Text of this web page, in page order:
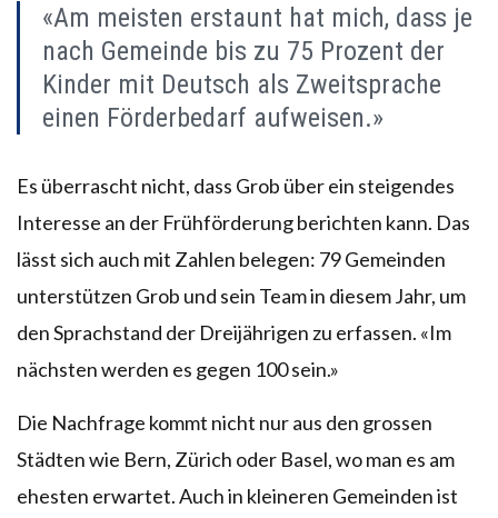
«Am meisten erstaunt hat mich, dass je
nach Gemeinde bis zu 75 Prozent der
Kinder mit Deutsch als Zweitsprache
einen Förderbedarf aufweisen.»
Es überrascht nicht, dass Grob über ein steigendes
Interesse an der Frühförderung berichten kann. Das
lässt sich auch mit Zahlen belegen: 79 Gemeinden
unterstützen Grob und sein Team in diesem Jahr, um
den Sprachstand der Dreijährigen zu erfassen. «Im
nächsten werden es gegen 100 sein.»
Die Nachfrage kommt nicht nur aus den grossen
Städten wie Bern, Zürich oder Basel, wo man es am
ehesten erwartet. Auch in kleineren Gemeinden ist